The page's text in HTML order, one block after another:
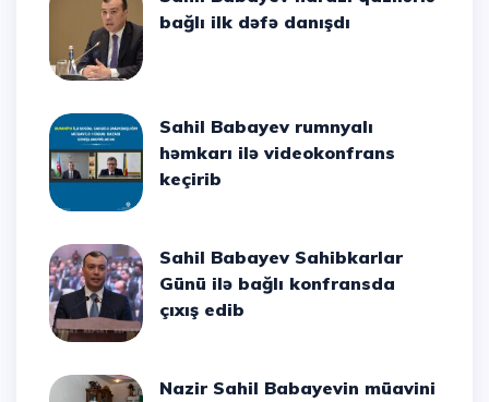
bağlı ilk dəfə danışdı
Sahil Babayev rumnyalı
həmkarı ilə videokonfrans
keçirib
Sahil Babayev Sahibkarlar
Günü ilə bağlı konfransda
çıxış edib
Nazir Sahil Babayevin müavini